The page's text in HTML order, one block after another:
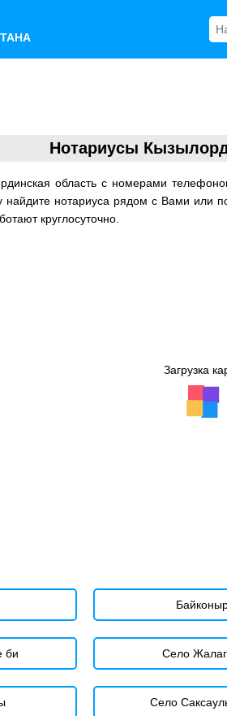
Нотариусы
область с номерами
найдите нотариуса рядом с Вами или
круглосуточно.
Загрузка
би Село
Село